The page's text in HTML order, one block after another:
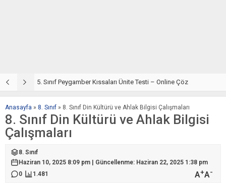
5. Sınıf Peygamber Kıssaları Ünite Testi – Online Çöz
Anasayfa » 8. Sınıf » 8. Sınıf Din Kültürü ve Ahlak Bilgisi Çalışmaları
8. Sınıf Din Kültürü ve Ahlak Bilgisi
Çalışmaları
8. Sınıf
Haziran 10, 2025 8:09 pm | Güncellenme: Haziran 22, 2025 1:38 pm
0
1.481 A+A-